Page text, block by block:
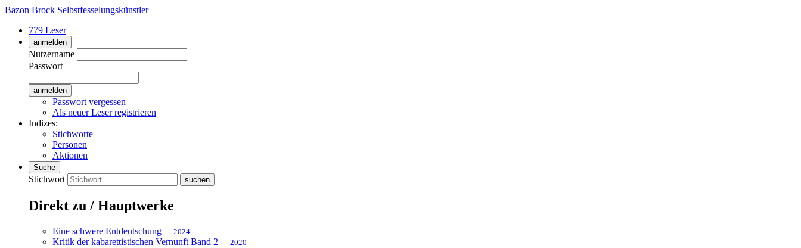
Bazon Brock Selbstfesselungskünstler
779 Leser
anmelden
Nutzername
Passwort
Passwort vergessen
Als neuer Leser registrieren
Indizes:
Stichworte
Personen
Aktionen
Suche
Stichwort
Direkt zu / Hauptwerke
Eine schwere Entdeutschung — 2024
Kritik der kabarettistischen Vernunft Band 2 — 2020